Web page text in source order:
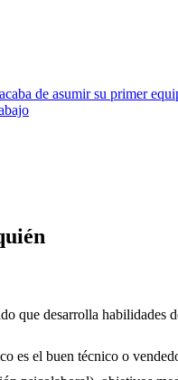
de asumir su primer
que desarrolla
es el buen técnico o